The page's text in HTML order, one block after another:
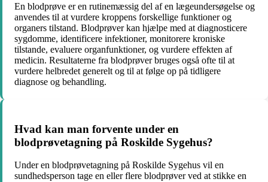
En blodprøve er en rutinemæssig del af en lægeundersøgelse og
anvendes til at vurdere kroppens forskellige funktioner og
organers tilstand. Blodprøver kan hjælpe med at diagnosticere
sygdomme, identificere infektioner, monitorere kroniske
tilstande, evaluere organfunktioner, og vurdere effekten af
medicin. Resultaterne fra blodprøver bruges også ofte til at
vurdere helbredet generelt og til at følge op på tidligere
diagnose og behandling.
Hvad kan man forvente under en
blodprøvetagning på Roskilde Sygehus?
Under en blodprøvetagning på Roskilde Sygehus vil en
sundhedsperson tage en eller flere blodprøver ved at stikke en